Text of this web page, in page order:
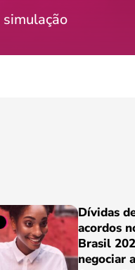
simulação
Dívidas
acordos
Brasil
negociar